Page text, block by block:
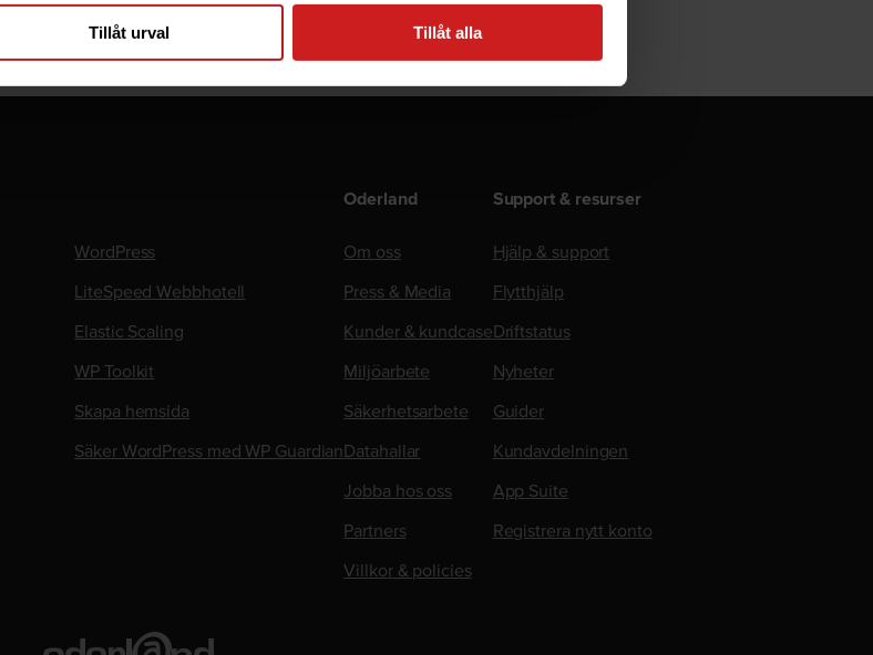
Tillåt urval Tillåt alla
WordPress
LiteSpeed Webbhotell
Elastic Scaling
WP Toolkit
Skapa hemsida
Säker WordPress med WP Guardian
Oderland
Om oss
Press & Media
Kunder & kundcase
Miljöarbete
Säkerhetsarbete
Datahallar
Jobba hos oss
Partners
Villkor & policies
Support & resurser
Hjälp & support
Flytthjälp
Driftstatus
Nyheter
Guider
Kundavdelningen
App Suite
Registrera nytt konto